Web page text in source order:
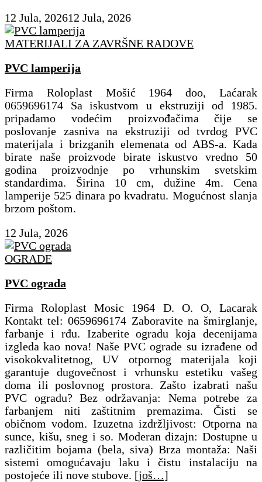
12 Jula, 202612 Jula, 2026
MATERIJALI ZA ZAVRŠNE RADOVE
PVC lamperija
Firma Roloplast Mošić 1964 doo, Laćarak
0659696174 Sa iskustvom u ekstruziji od 1985.
pripadamo vodećim proizvođačima čije se
poslovanje zasniva na ekstruziji od tvrdog PVC
materijala i brizganih elemenata od ABS-a. Kada
birate naše proizvode birate iskustvo vredno 50
godina proizvodnje po vrhunskim svetskim
standardima. Širina 10 cm, dužine 4m. Cena
lamperije 525 dinara po kvadratu. Mogućnost slanja
brzom poštom.
12 Jula, 2026
OGRADE
PVC ograda
Firma Roloplast Mosic 1964 D. O. O, Lacarak
Kontakt tel: 0659696174 Zaboravite na šmirglanje,
farbanje i rđu. Izaberite ogradu koja decenijama
izgleda kao nova! ​Naše PVC ograde su izrađene od
visokokvalitetnog, UV otpornog materijala koji
garantuje dugovečnost i vrhunsku estetiku vašeg
doma ili poslovnog prostora. Zašto izabrati našu
PVC ogradu? ​Bez održavanja: Nema potrebe za
farbanjem niti zaštitnim premazima. Čisti se
običnom vodom. ​Izuzetna izdržljivost: Otporna na
sunce, kišu, sneg i so. ​Moderan dizajn: Dostupne u
različitim bojama (bela, siva) ​Brza montaža: Naši
sistemi omogućavaju laku i čistu instalaciju na
postojeće ili nove stubove. [još…]